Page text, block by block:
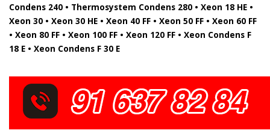
Condens 240 • Thermosystem Condens 280 • Xeon 18 HE •
Xeon 30 • Xeon 30 HE • Xeon 40 FF • Xeon 50 FF • Xeon 60 FF
• Xeon 80 FF • Xeon 100 FF • Xeon 120 FF • Xeon Condens F
18 E • Xeon Condens F 30 E